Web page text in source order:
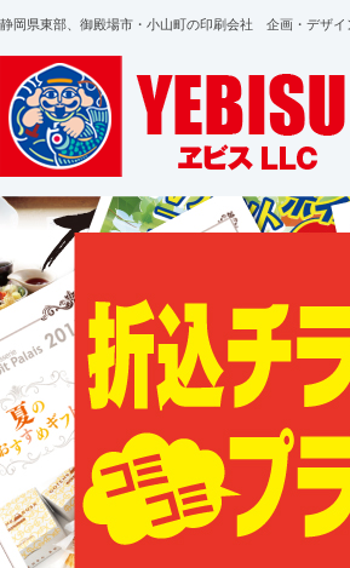
静岡県東部、御殿場市・小山町の印刷会社 企画・デザイ